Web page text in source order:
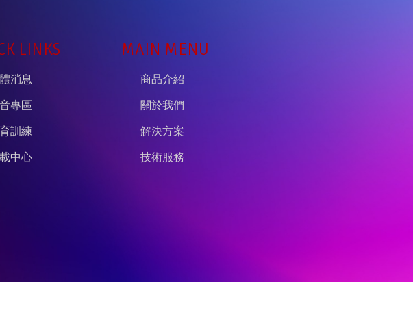
LINKS
消息
專區
訓練
中心
MAIN MENU
商品介紹
關於我們
解決方案
技術服務